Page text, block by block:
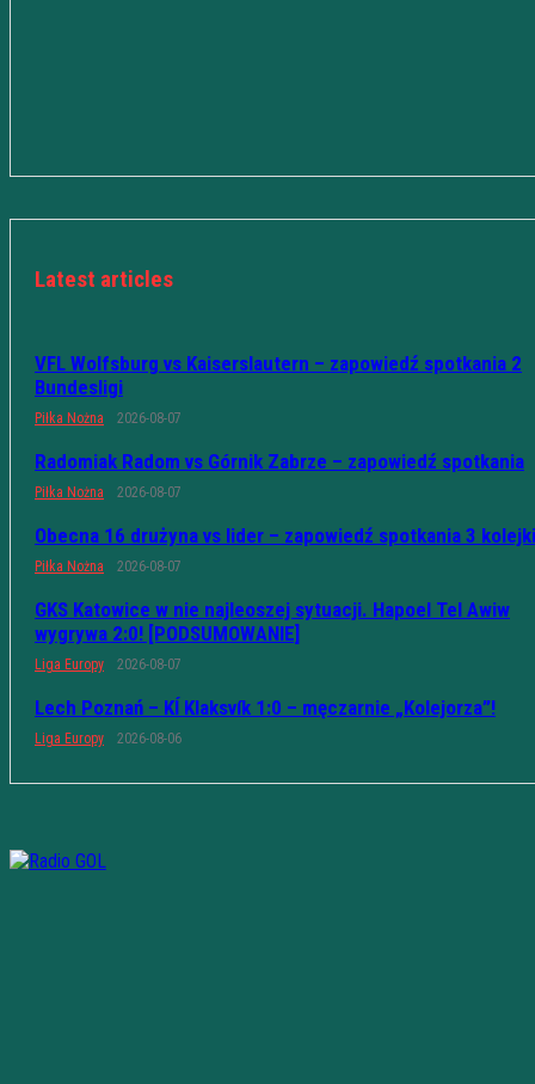
Latest articles
VFL Wolfsburg vs Kaiserslautern – zapowiedź spotkania 2
Bundesligi
Piłka Nożna 2026-08-07
Radomiak Radom vs Górnik Zabrze – zapowiedź spotkania
Piłka Nożna 2026-08-07
Obecna 16 drużyna vs lider – zapowiedź spotkania 3 kolejki
Piłka Nożna 2026-08-07
GKS Katowice w nie najleoszej sytuacji. Hapoel Tel Awiw
wygrywa 2:0! [PODSUMOWANIE]
Liga Europy 2026-08-07
Lech Poznań – KÍ Klaksvík 1:0 – męczarnie „Kolejorza”!
Liga Europy 2026-08-06